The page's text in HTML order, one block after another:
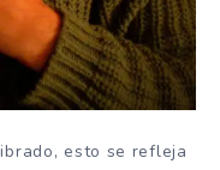
esto se refleja